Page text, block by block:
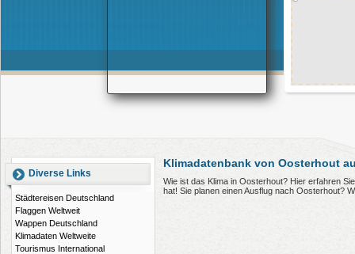
Diverse Links
Städtereisen Deutschland
Flaggen Weltweit
Wappen Deutschland
Klimadaten Weltweite
Tourismus International
Klimadatenbank von Oosterhout
Wie ist das Klima in Oosterhout? Hier erfahren
hat! Sie planen einen Ausflug nach Oosterhout?